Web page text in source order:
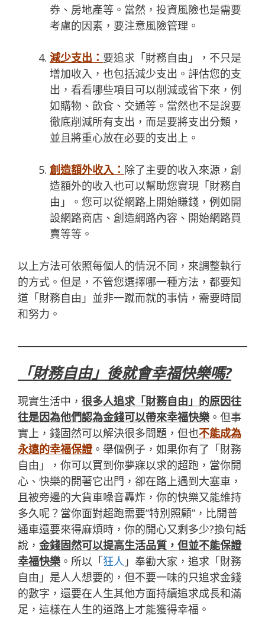
券、房地產等。當然，投資風險也是需要
考慮的因素，要注意風險管理。
減少支出： 要追求 「財務自由 」
，不只是
增加收入，也包括減少支出。評估您的支
出，看看哪些項目可以削減或省下來，例
如購物、飲食、交通等。當然也不是說要
徹底削減所有支出，而是要將支出分類，
並且將重心放在必要的支出上。
創造額外收入： 除了主要的收入來源，創
造額外的收入也可以幫助您實現 「財務自
由 」
。您可以從網路上開始賺錢，例如開
設網路商店、創造網路內容、開始網路買
賣等等。
以上方法可依照每個人的情況不同，來調整執行
的方式。但是，不管您選擇哪一種方法，都要知
道 「財務自由 」 並非一蹴而就的事情，需要時間
和努力。
「財務自由」後就會幸福快樂嗎?
現實生活中， 很多人追求「財務自由 」 的原因往
往是因為他們認為金錢可以帶來幸福快樂 。但事
實上，錢固然可以解決很多問題，但也不能成為
永遠的幸福保證。舉個例子，如果你有了 「財務
自由 」
，你可以買到你夢寐以求的超跑，當你開
心、快樂的開著它出門，卻在路上遇到大塞車，
且被旁邊的大貨車噪音轟炸，你的快樂又能維持
多久呢？當你面對超跑需要”特別照顧”，比開普
通車還要來得麻煩時，你的開心又剩多少?換句話
說， 金錢固然可以提高生活品質，但並不能保證
幸福快樂 。所以「狂人 」奉勸大家，追求 「財務
自由 」是人人想要的 ，但不要一味的只追求金錢
的數字，還要在人生其他方面持續追求成長和滿
足，這樣在人生的道路上才能獲得幸福。